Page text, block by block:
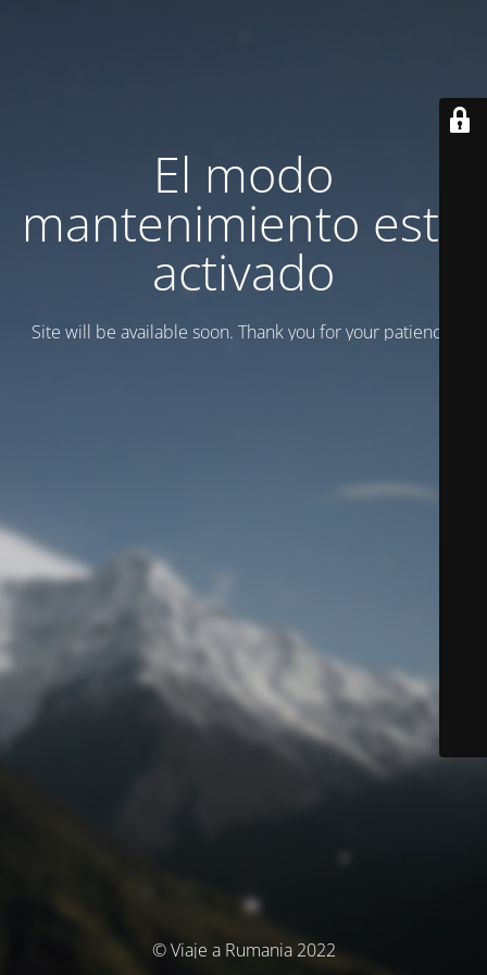
El modo
mantenimiento está
activado
Site will be available soon. Thank you for your patience!
© Viaje a Rumania 2022